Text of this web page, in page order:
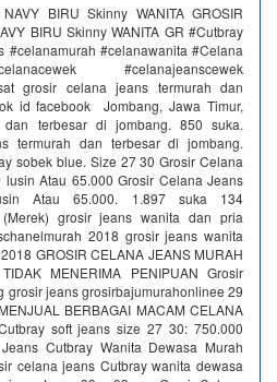
BIRU Skinny WANITA GROSIR
BIRU Skinny WANITA GR #Cutbray
#celanamurah #celanawanita #Celana
#celanajeanscewek
grosir celana jeans termurah dan
id facebook Jombang, Jawa Timur,
terbesar di jombang. 850 suka.
termurah dan terbesar di jombang.
sobek blue. Size 27 30 Grosir Celana
Atau 65.000 Grosir Celana Jeans
Atau 65.000. 1.897 suka 134
grosir jeans wanita dan pria
2018 grosir jeans wanita
GROSIR CELANA JEANS MURAH
MENERIMA PENIPUAN Grosir
grosir jeans grosirbajumurahonlinee 29
BERBAGAI MACAM CELANA
soft jeans size 27 30: 750.000
Cutbray Wanita Dewasa Murah
celana jeans Cutbray wanita dewasa